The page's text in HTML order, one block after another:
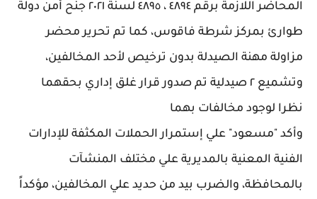
المحاضر اللازمة برقم ٤٨٩٤ ، ٤٨٩٥ لسنة ٢٠٢١ جنح أمن دولة
طوارئ بمركز شرطة فاقوس، كما تم تحرير محضر
مزاولة مهنة الصيدلة بدون ترخيص لأحد المخالفين،
وتشميع ٢ صيدلية تم صدور قرار غلق إداري بحقهما
نظرا لوجود مخالفات بهما
وأكد "مسعود" علي إستمرار الحملات المكثفة للإدارات
الفنية المعنية بالمديرية علي مختلف المنشآت
بالمحافظة، والضرب بيد من حديد علي المخالفين، مؤكداً